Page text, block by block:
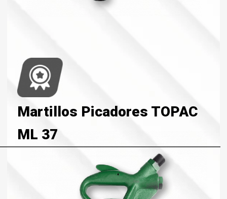
Martillos Picadores TOPAC
ML 37